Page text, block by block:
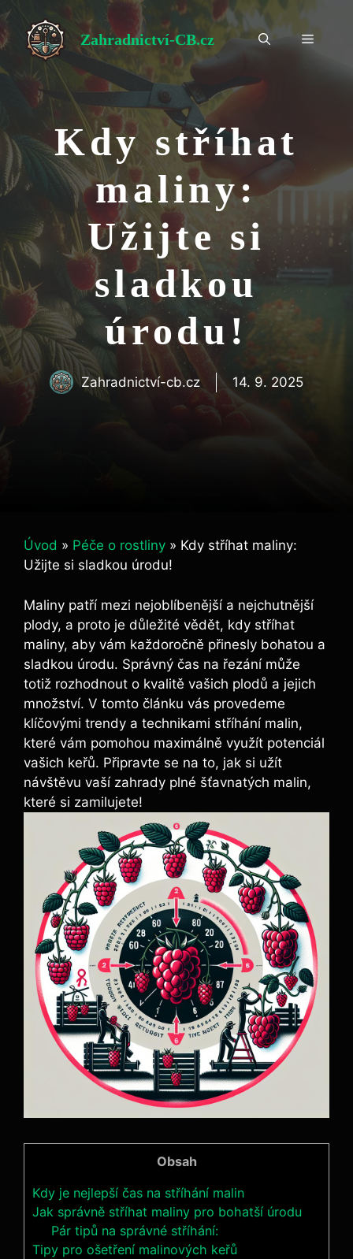
Přeskočit
na
obsah
Zahradnictví-CB.cz Menu
Kdy stříhat
maliny:
Užijte si
sladkou
úrodu!
Zahradnictví-cb.cz 14. 9. 2025
Úvod » Péče o rostliny » Kdy stříhat maliny:
Užijte si sladkou úrodu!
Maliny patří mezi nejoblíbenější a ⁤nejchutnější
plody, a⁣ proto je důležité vědět, kdy stříhat
maliny, aby vám každoročně přinesly bohatou a
sladkou úrodu. Správný čas na řezání může
totiž rozhodnout o kvalitě vašich plodů a ​jejich
množství. V tomto článku vás provedeme
klíčovými trendy a technikami stříhání malin,
které vám pomohou maximálně využít‍ potenciál
‍vašich keřů. Připravte se na to, jak‍ si užít
návštěvu vaší⁣ zahrady plné šťavnatých malin,
které si zamilujete!
Obsah
Kdy je nejlepší čas na ⁤stříhání malin
Jak správně‌ stříhat maliny pro bohatší úrodu
Pár tipů na správné ⁣stříhání:
Tipy pro ošetření malinových keřů